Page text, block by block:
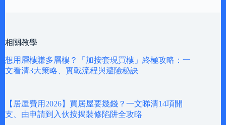
相關教學
想用層樓賺多層樓？「加按套現買樓」終極攻略：一
文看清3大策略、實戰流程與避險秘訣
【居屋費用2026】買居屋要幾錢？一文睇清14項開
支、由申請到入伙按揭裝修陷阱全攻略